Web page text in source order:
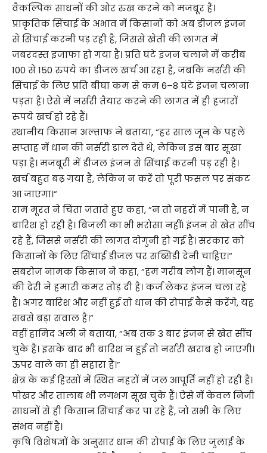
वैकल्पिक साधनों की ओर रुख करने को मजबूर हैं।
प्राकृतिक सिंचाई के अभाव में किसानों को अब डीजल इंजन
से सिंचाई करनी पड़ रही है, जिससे खेती की लागत में
जबरदस्त इजाफा हो गया है। प्रति घंटे इंजन चलाने में करीब
100 से 150 रुपये का डीजल खर्च आ रहा है, जबकि नर्सरी की
सिंचाई के लिए प्रति बीघा कम से कम 6–8 घंटे इंजन चलाना
पड़ता है। ऐसे में नर्सरी तैयार करने की लागत में ही हजारों
रुपये खर्च हो रहे हैं।
स्थानीय किसान अल्ताफ ने बताया, “हर साल जून के पहले
सप्ताह में धान की नर्सरी डाल देते थे, लेकिन इस बार सूखा
पड़ा है। मजबूरी में डीजल इंजन से सिंचाई करनी पड़ रही है।
खर्च बहुत बढ़ गया है, लेकिन न करें तो पूरी फसल पर संकट
आ जाएगा।”
राम मूरत ने चिंता जताते हुए कहा, “न तो नहरों में पानी है, न
बारिश हो रही है। बिजली का भी भरोसा नहीं। इंजन से खेत सींच
रहे हैं, जिससे नर्सरी की लागत दोगुनी हो गई है। सरकार को
किसानों के लिए सिंचाई डीजल पर सब्सिडी देनी चाहिए।”
सबरोज़ नामक किसान ने कहा, “हम गरीब लोग हैं। मानसून
की देरी ने हमारी कमर तोड़ दी है। कर्ज लेकर इंजन चला रहे
हैं। अगर बारिश और नहीं हुई तो धान की रोपाई कैसे करेंगे, यह
सबसे बड़ा सवाल है।”
वहीं हामिद अली ने बताया, “अब तक 3 बार इंजन से खेत सींच
चुके हैं। इसके बाद भी बारिश न हुई तो नर्सरी खराब हो जाएगी।
ऊपर वाले का ही सहारा है।”
क्षेत्र के कई हिस्सों में स्थित नहरों में जल आपूर्ति नहीं हो रही है।
पोखर और तालाब भी लगभग सूख चुके हैं। ऐसे में केवल निजी
साधनों से ही किसान सिंचाई कर पा रहे हैं, जो सभी के लिए
संभव नहीं है।
कृषि विशेषज्ञों के अनुसार धान की रोपाई के लिए जुलाई के